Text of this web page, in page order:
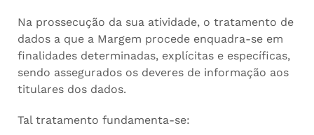
Na prossecução da sua atividade, o tratamento de
dados a que a Margem procede enquadra-se em
finalidades determinadas, explícitas e específicas,
sendo assegurados os deveres de informação aos
titulares dos dados.
Tal tratamento fundamenta-se: